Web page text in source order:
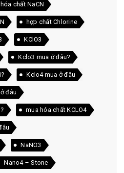
hóa chất NaCN
hợp chất Chlorine
KClO3
Kclo3 mua ở đâu?
Kclo4 mua ở đâu
đâu
mua hóa chất KCLO4
NaNO3
Nano4 – Stone